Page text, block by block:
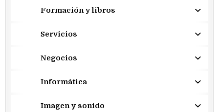
Formación y libros
Servicios
Negocios
Informática
Imagen y sonido